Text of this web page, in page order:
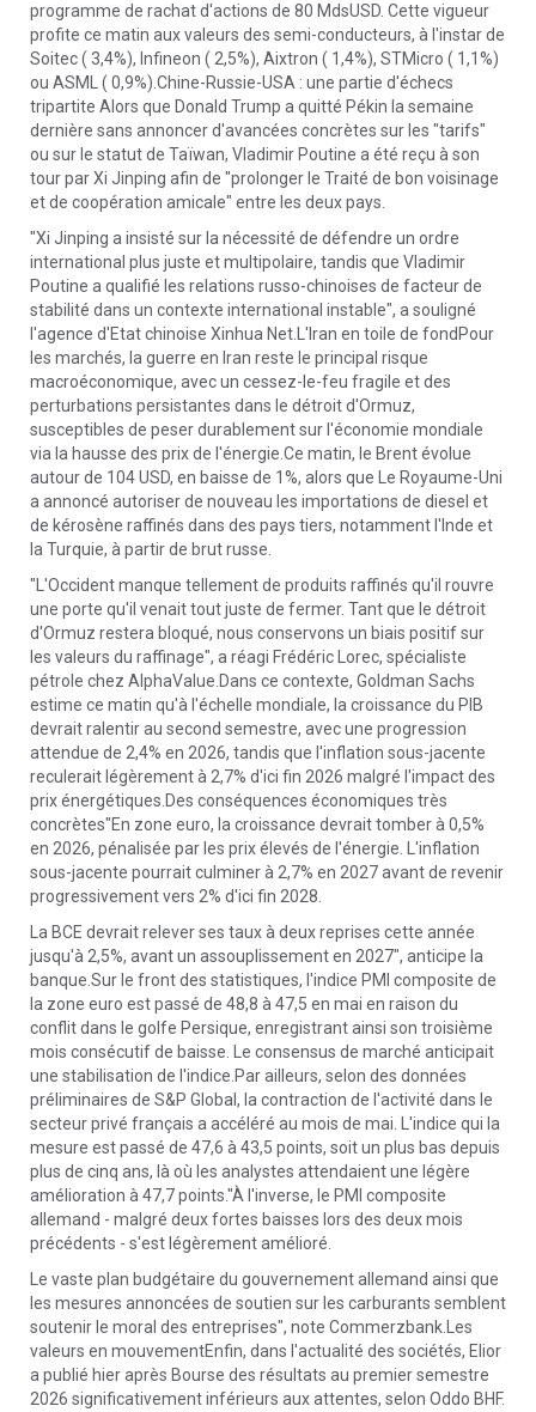
programme de rachat d'actions de 80 MdsUSD. Cette vigueur
profite ce matin aux valeurs des semi-conducteurs, à l'instar de
Soitec ( 3,4%), Infineon ( 2,5%), Aixtron ( 1,4%), STMicro ( 1,1%)
ou ASML ( 0,9%).Chine-Russie-USA : une partie d'échecs
tripartite Alors que Donald Trump a quitté Pékin la semaine
dernière sans annoncer d'avancées concrètes sur les "tarifs"
ou sur le statut de Taïwan, Vladimir Poutine a été reçu à son
tour par Xi Jinping afin de "prolonger le Traité de bon voisinage
et de coopération amicale" entre les deux pays.
"Xi Jinping a insisté sur la nécessité de défendre un ordre
international plus juste et multipolaire, tandis que Vladimir
Poutine a qualifié les relations russo-chinoises de facteur de
stabilité dans un contexte international instable", a souligné
l'agence d'Etat chinoise Xinhua Net.L'Iran en toile de fondPour
les marchés, la guerre en Iran reste le principal risque
macroéconomique, avec un cessez-le-feu fragile et des
perturbations persistantes dans le détroit d'Ormuz,
susceptibles de peser durablement sur l'économie mondiale
via la hausse des prix de l'énergie.Ce matin, le Brent évolue
autour de 104 USD, en baisse de 1%, alors que Le Royaume-Uni
a annoncé autoriser de nouveau les importations de diesel et
de kérosène raffinés dans des pays tiers, notamment l'Inde et
la Turquie, à partir de brut russe.
"L'Occident manque tellement de produits raffinés qu'il rouvre
une porte qu'il venait tout juste de fermer. Tant que le détroit
d'Ormuz restera bloqué, nous conservons un biais positif sur
les valeurs du raffinage", a réagi Frédéric Lorec, spécialiste
pétrole chez AlphaValue.Dans ce contexte, Goldman Sachs
estime ce matin qu'à l'échelle mondiale, la croissance du PIB
devrait ralentir au second semestre, avec une progression
attendue de 2,4% en 2026, tandis que l'inflation sous-jacente
reculerait légèrement à 2,7% d'ici fin 2026 malgré l'impact des
prix énergétiques.Des conséquences économiques très
concrètes"En zone euro, la croissance devrait tomber à 0,5%
en 2026, pénalisée par les prix élevés de l'énergie. L'inflation
sous-jacente pourrait culminer à 2,7% en 2027 avant de revenir
progressivement vers 2% d'ici fin 2028.
La BCE devrait relever ses taux à deux reprises cette année
jusqu'à 2,5%, avant un assouplissement en 2027", anticipe la
banque.Sur le front des statistiques, l'indice PMI composite de
la zone euro est passé de 48,8 à 47,5 en mai en raison du
conflit dans le golfe Persique, enregistrant ainsi son troisième
mois consécutif de baisse. Le consensus de marché anticipait
une stabilisation de l'indice.Par ailleurs, selon des données
préliminaires de S&P Global, la contraction de l'activité dans le
secteur privé français a accéléré au mois de mai. L'indice qui la
mesure est passé de 47,6 à 43,5 points, soit un plus bas depuis
plus de cinq ans, là où les analystes attendaient une légère
amélioration à 47,7 points."À l'inverse, le PMI composite
allemand - malgré deux fortes baisses lors des deux mois
précédents - s'est légèrement amélioré.
Le vaste plan budgétaire du gouvernement allemand ainsi que
les mesures annoncées de soutien sur les carburants semblent
soutenir le moral des entreprises", note Commerzbank.Les
valeurs en mouvementEnfin, dans l'actualité des sociétés, Elior
a publié hier après Bourse des résultats au premier semestre
2026 significativement inférieurs aux attentes, selon Oddo BHF.